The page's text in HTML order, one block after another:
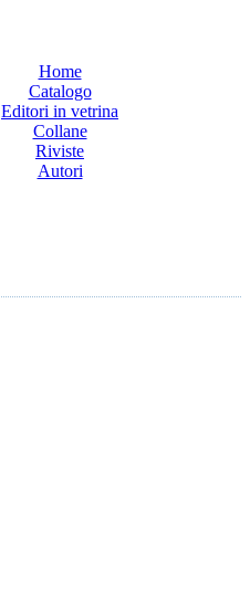
Home
Catalogo
Editori in vetrina
Collane
Riviste
Autori